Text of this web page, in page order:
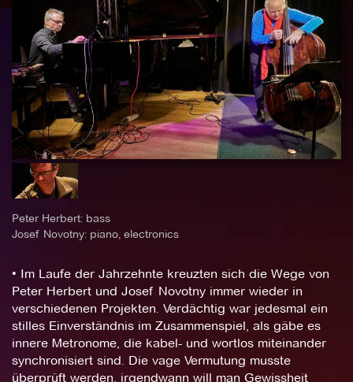
Peter Herbert: bass
Josef Novotny: piano, electronics
• Im Laufe der Jahrzehnte kreuzten sich die Wege von
Peter Herbert und Josef Novotny immer wieder in
verschiedenen Projekten. Verdächtig war jedesmal ein
stilles Einverständnis im Zusammenspiel, als gäbe es
innere Metronome, die kabel- und wortlos miteinander
synchronisiert sind. Die vage Vermutung musste
überprüft werden, irgendwann will man Gewissheit